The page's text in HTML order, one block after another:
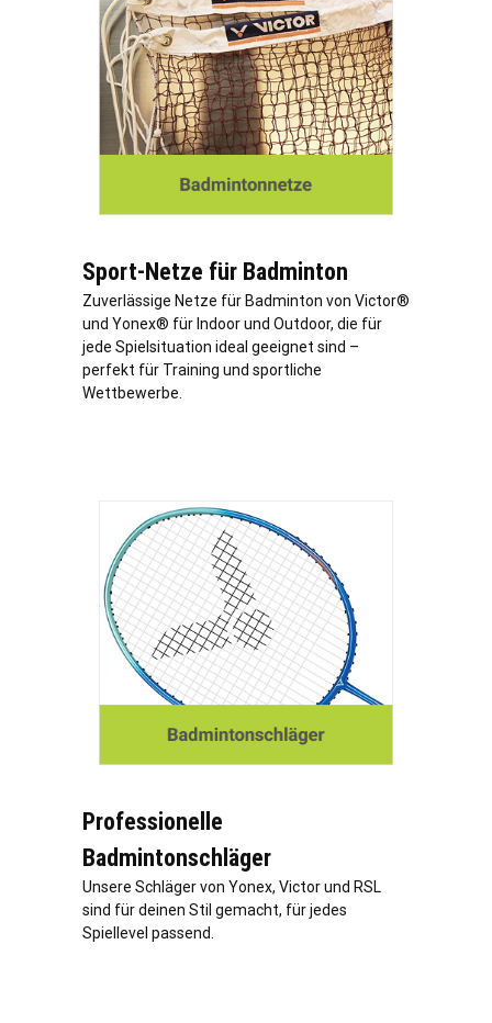
Sport-Netze für Badminton
Zuverlässige Netze für Badminton von Victor®
und Yonex® für Indoor und Outdoor, die für
jede Spielsituation ideal geeignet sind –
perfekt für Training und sportliche
Wettbewerbe.
Professionelle
Badmintonschläger
Unsere Schläger von Yonex, Victor und RSL
sind für deinen Stil gemacht, für jedes
Spiellevel passend.